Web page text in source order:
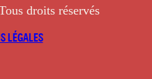
droits réservés
LÉGALES